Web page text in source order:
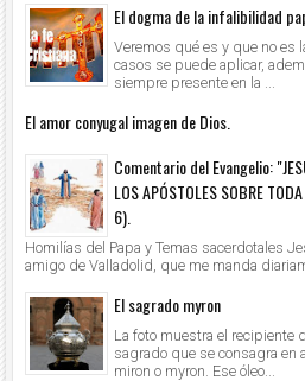
El dogma de la infalibilidad
Veremos qué es y que no
casos se puede aplicar,
siempre presente en la ...
El amor conyugal imagen de Dios.
Comentario del Evangelio:
LOS APÓSTOLES SOBRE
6).
Homilías del Papa y Temas sacerdotales
amigo de Valladolid, que me manda
El sagrado myron
La foto muestra el recipiente
sagrado que se consagra en
miron o myron. Ese óleo...